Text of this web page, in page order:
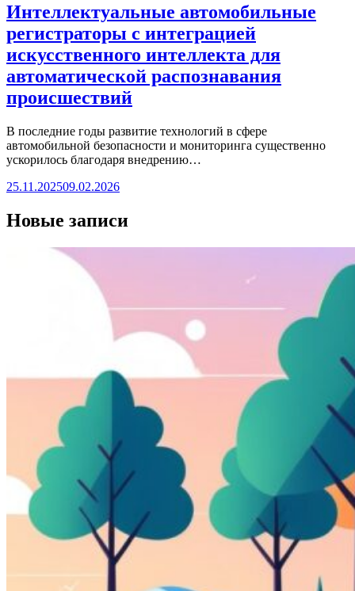
Интеллектуальные автомобильные
регистраторы с интеграцией
искусственного интеллекта для
автоматической распознавания
происшествий
В последние годы развитие технологий в сфере
автомобильной безопасности и мониторинга существенно
ускорилось благодаря внедрению…
25.11.202509.02.2026
Новые записи